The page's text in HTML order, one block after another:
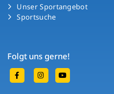
Unser Sportangebot
Sportsuche
Folgt uns gerne!